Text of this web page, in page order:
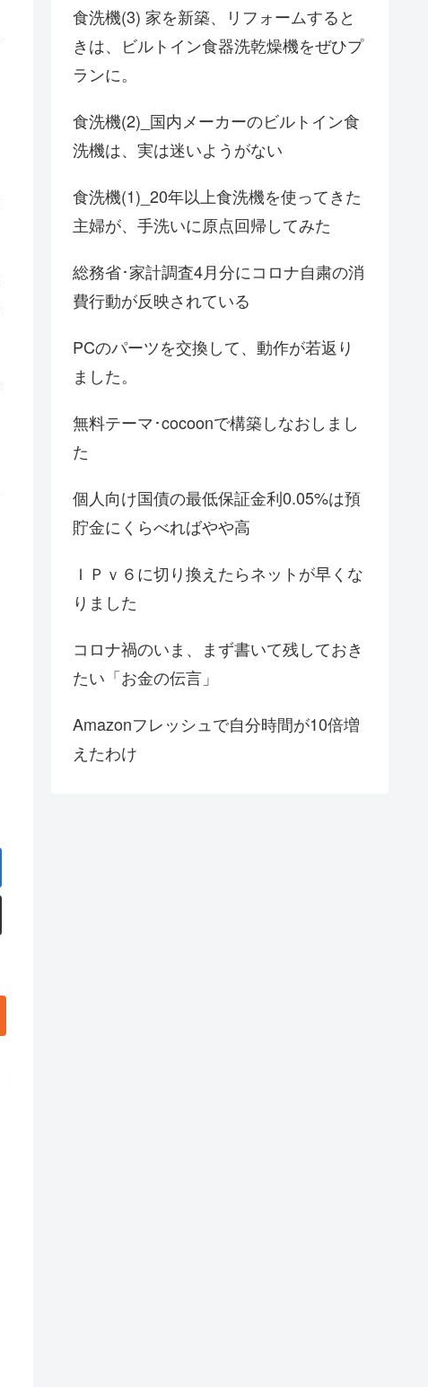
食洗機(3) 家を新築、リフォームすると
きは、ビルトイン食器洗乾燥機をぜひプ
ランに。
食洗機(2)_国内メーカーのビルトイン食
洗機は、実は迷いようがない
食洗機(1)_20年以上食洗機を使ってきた
主婦が、手洗いに原点回帰してみた
総務省･家計調査4月分にコロナ自粛の消
費行動が反映されている
PCのパーツを交換して、動作が若返り
ました。
無料テーマ･cocoonで構築しなおしまし
た
個人向け国債の最低保証金利0.05%は預
貯金にくらべればやや高
ＩＰｖ６に切り換えたらネットが早くな
りました
コロナ禍のいま、まず書いて残しておき
たい「お金の伝言」
Amazonフレッシュで自分時間が10倍増
えたわけ